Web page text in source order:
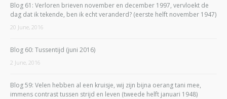
Blog 61: Verloren brieven november en december 1997, vervloekt de
dag dat ik tekende, ben ik echt veranderd? (eerste helft november 1947)
20 June, 2016
Blog 60: Tussentijd (juni 2016)
2 June, 2016
Blog 59: Velen hebben al een kruisje, wij zijn bijna oerang tani mee,
immens contrast tussen strijd en leven (tweede helft januari 1948)